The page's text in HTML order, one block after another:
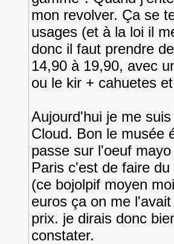
mon revolver. Ça se
usages (et à la loi il
donc il faut prendre
14,90 à 19,90, avec
ou le kir + cahuetes
Aujourd'hui je me
Cloud. Bon le musée
passe sur l'oeuf
Paris c'est de faire
(ce bojolpif moyen
euros ça on me
prix. je dirais donc
constater.